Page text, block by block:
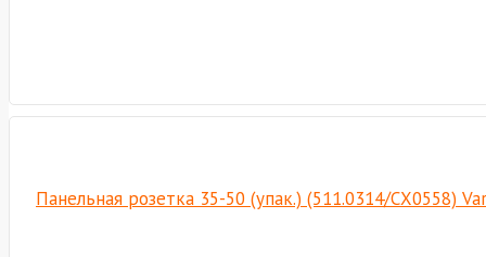
Панельная розетка 35-50 (упак.) (511.0314/СХ0558)